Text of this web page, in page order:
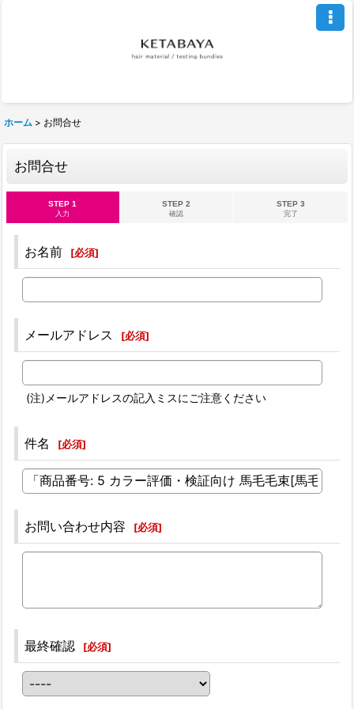
ホーム > お問合せ
お問合せ
STEP 1
入力
STEP 2
確認
STEP 3
完了
お名前 [必須]
メールアドレス [必須]
(注)メールアドレスの記入ミスにご注意ください
件名 [必須]
お問い合わせ内容 [必須]
最終確認 [必須]